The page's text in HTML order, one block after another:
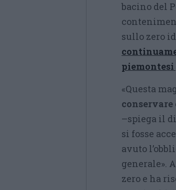
bacino del
sullo zero
piemontesi
«Questa
–spiega il
si fosse
avuto
generale».
zero e ha